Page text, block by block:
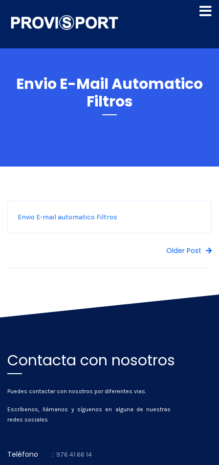
Envio E-Mail Automatico
Filtros
Envio E-mail automatico Filtros
Older Post
Contacta con nosotros
Puedes contactar con nosotros por diferentes vias.
Escríbenos, llámanos y síguenos en alguna de nuestras
redes sociales
Teléfono : 976 41 66 14